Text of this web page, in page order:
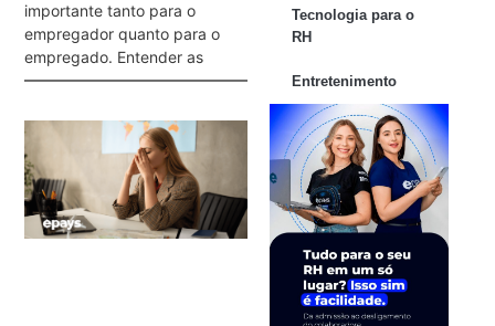
importante tanto para o
empregador quanto para o
empregado. Entender as
Tecnologia para o
RH
Entretenimento